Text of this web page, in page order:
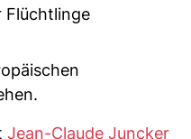
Flüchtlinge
Jean-Claude Juncker